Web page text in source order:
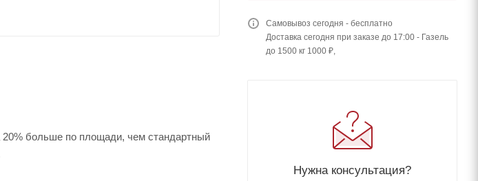
больше по площади, чем стандартный
Самовывоз сегодня - бесплатно
Доставка сегодня при заказе до 17:00 - Газель
до 1500 кг 1000 ₽,
Нужна консультация?